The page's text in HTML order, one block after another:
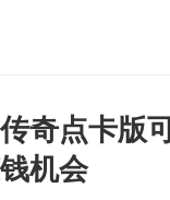
奇点卡版
机会